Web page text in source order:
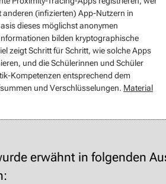
anderen (infizierten) App-Nutzern in
dieses möglichst anonymen
bilden kryptographische
zeigt Schritt für Schritt, wie solche Apps
und die Schülerinnen und Schüler
Kompetenzen entsprechend dem
und Verschlüsselungen. Material
erwähnt in folgenden